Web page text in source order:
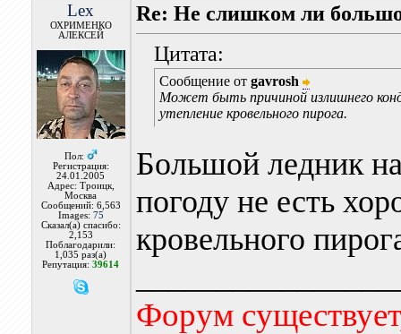
Lex
ОХРИМЕНКО
АЛЕКСЕЙ
Пол:
Регистрация:
24.01.2005
Адрес: Троицк,
Москва
Сообщений: 6,563
Images: 75
Сказал(а) спасибо:
2,153
Поблагодарили:
1,035 раз(а)
Репутация:39614
Re: Не слишком ли
Цитата:
Сообщение от gavrosh
Может быть причиной излишнего
утепление кровельного пирога.
Большой ледник
погоду не есть
кровельного
Форум